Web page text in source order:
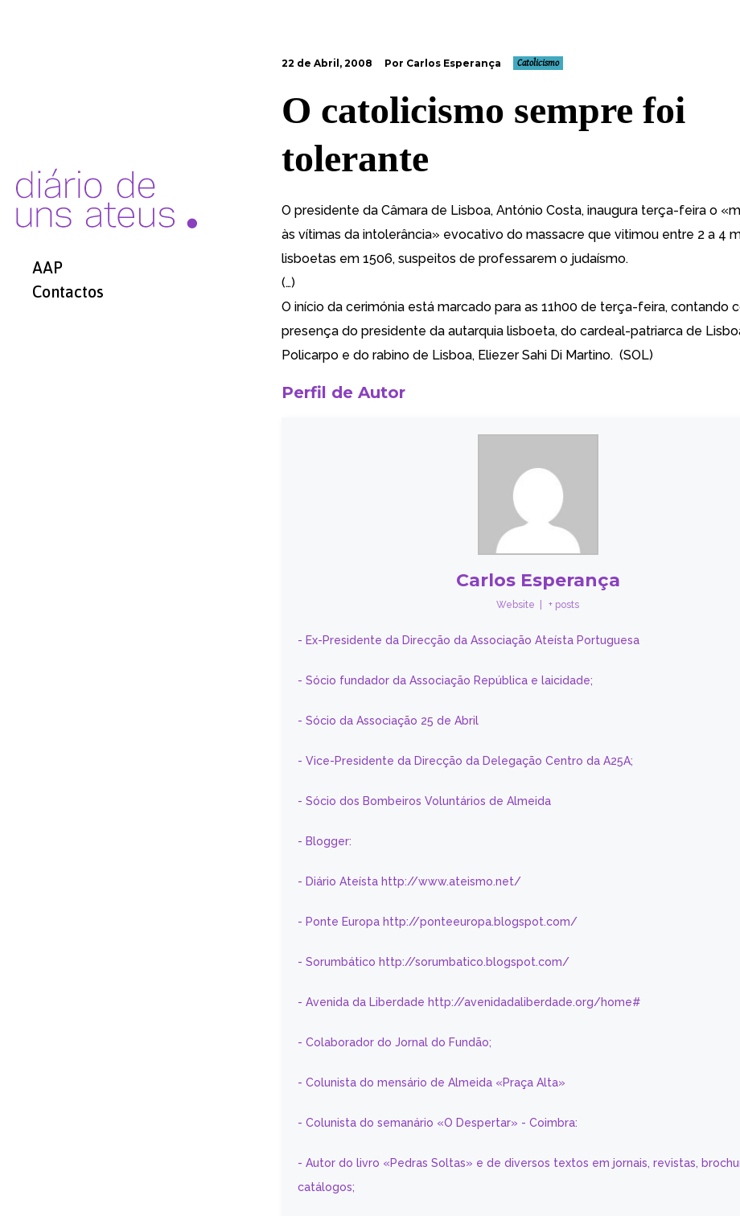
AAP
Contactos
22 de Abril, 2008 Por Carlos Esperança Catolicismo
O catolicismo sempre foi
tolerante
O presidente da Câmara de Lisboa, António Costa, inaugura terça-feira o
às vítimas da intolerância» evocativo do massacre que vitimou entre 2 a 4
lisboetas em 1506, suspeitos de professarem o judaísmo.
(…)
O início da cerimónia está marcado para as 11h00 de terça-feira, contando
presença do presidente da autarquia lisboeta, do cardeal-patriarca de
Policarpo e do rabino de Lisboa, Eliezer Sahi Di Martino. (SOL)
Perfil de Autor
Carlos Esperança
Website + posts
- Ex-Presidente da Direcção da Associação Ateísta Portuguesa
- Sócio fundador da Associação República e laicidade;
- Sócio da Associação 25 de Abril
- Vice-Presidente da Direcção da Delegação Centro da A25A;
- Sócio dos Bombeiros Voluntários de Almeida
- Blogger:
- Diário Ateísta http://www.ateismo.net/
- Ponte Europa http://ponteeuropa.blogspot.com/
- Sorumbático http://sorumbatico.blogspot.com/
- Avenida da Liberdade http://avenidadaliberdade.org/home#
- Colaborador do Jornal do Fundão;
- Colunista do mensário de Almeida «Praça Alta»
- Colunista do semanário «O Despertar» - Coimbra:
- Autor do livro «Pedras Soltas» e de diversos textos em jornais, revistas,
catálogos;